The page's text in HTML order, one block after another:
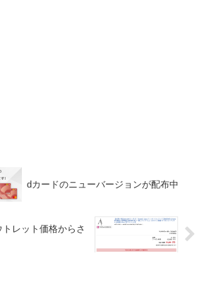
dカードのニューバージョンが配布中
レット価格からさ